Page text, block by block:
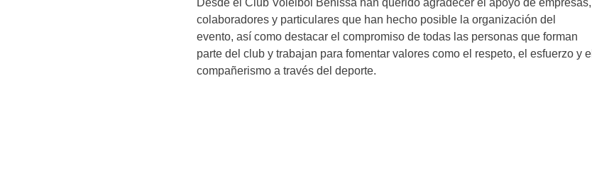
colaboradores y particulares que han hecho posible la organización del
evento, así como destacar el compromiso de todas las personas que forman
parte del club y trabajan para fomentar valores como el respeto, el esfuerzo y el
compañerismo a través del deporte.